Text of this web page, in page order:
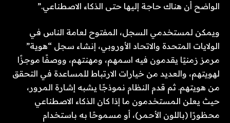
الواضح أن هناك حاجة إليها حتى الذكاء الاصطناعي.”
ويمكن لمستخدمي السجل، المفتوح لعامة الناس في
الولايات المتحدة والاتحاد الأوروبي، إنشاء سجل “هوية”
مرمز زمنيًا يقدمون فيه اسمهم، ومهنتهم، ووصفًا موجزًا ​​
لهويتهم، والعديد من خيارات الارتباط للمساعدة في التحقق
من هويتهم. ثم قدم النظام نموذجًا يشبه إشارة المرور،
حيث يعلن المستخدمون ما إذا كان الذكاء الاصطناعي
محظورًا (باللون الأحمر)، أو مسموحًا به باستخدام